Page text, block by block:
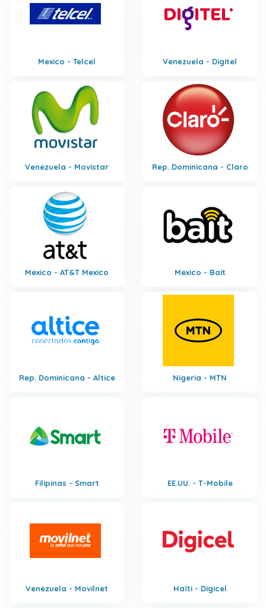
Mexico - Telcel Venezuela - Digitel
Venezuela - Movistar Rep. Dominicana - Claro
Mexico - AT&T Mexico Mexico - Bait
Rep. Dominicana - Altice Nigeria - MTN
Filipinas - Smart EE.UU. - T-Mobile
Venezuela - Movilnet Haïti - Digicel